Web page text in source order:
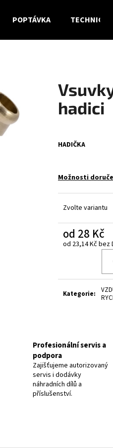
POPTÁVKA TECHNICKÉ
hadici
HADIČKA
Možnosti
Zvolte variantu
od 28 Kč
od 23,14 Kčbez
Kategorie:
Profesionální servis a
podpora
Zajišťujeme autorizovaný
servis i dodávky
náhradních dílů a
příslušenství.
ELEKTRODY OK-92.58